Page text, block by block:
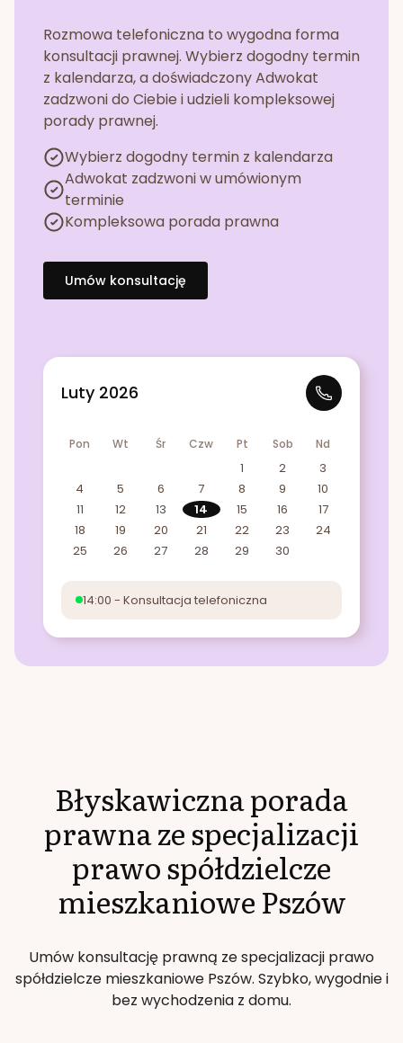
Rozmowa telefoniczna to wygodna forma
konsultacji prawnej. Wybierz dogodny termin
z kalendarza, a doświadczony Adwokat
zadzwoni do Ciebie i udzieli kompleksowej
porady prawnej.
Wybierz dogodny termin z kalendarza
Adwokat zadzwoni w umówionym
terminie
Kompleksowa porada prawna
Umów konsultację
Luty 2026
Pon Wt Śr Czw Pt Sob Nd
1 2
3
4
5 6 7 8 9
10
11
12 13 14 15 16
17
18
19 20 21 22 23
24
25
26 27 28 29 30
14:00 - Konsultacja telefoniczna
Błyskawiczna porada
prawna ze specjalizacji
prawo spółdzielcze
mieszkaniowePszów
Umów konsultację prawną ze specjalizacji prawo
spółdzielcze mieszkaniowePszów. Szybko, wygodnie i
bez wychodzenia z domu.